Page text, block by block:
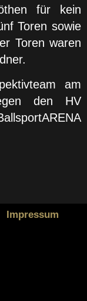
für kein
Toren sowie
Toren waren
am
den HV
Impressum